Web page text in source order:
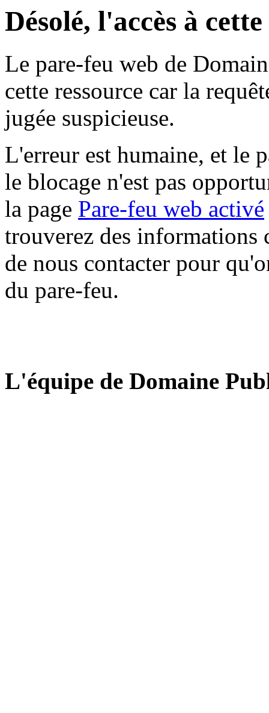
Désolé, l'accès à
Le pare-feu web de
cette ressource car la
jugée suspicieuse.
L'erreur est humaine, et le
le blocage n'est pas
la page Pare-feu web activé
trouverez des informations
de nous contacter pour
du pare-feu.
L'équipe de Domaine